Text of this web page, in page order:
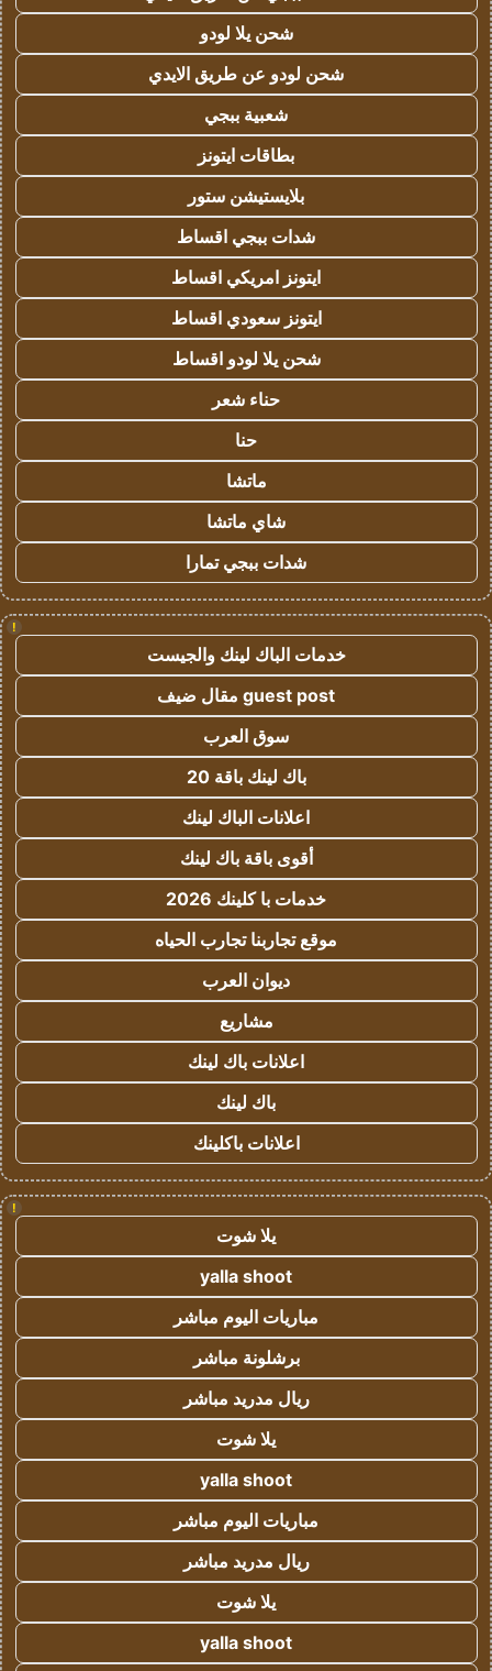
شحن يلا لودو
شحن لودو عن طريق الايدي
شعبية ببجي
بطاقات ايتونز
بلايستيشن ستور
شدات ببجي اقساط
ايتونز امريكي اقساط
ايتونز سعودي اقساط
شحن يلا لودو اقساط
حناء شعر
حنا
ماتشا
شاي ماتشا
شدات ببجي تمارا
!
خدمات الباك لينك والجيست
guest post مقال ضيف
سوق العرب
باك لينك باقة 20
اعلانات الباك لينك
أقوى باقة باك لينك
خدمات با كلينك 2026
موقع تجاربنا تجارب الحياه
ديوان العرب
مشاريع
اعلانات باك لينك
باك لينك
اعلانات باكلينك
!
يلا شوت
yalla shoot
مباريات اليوم مباشر
برشلونة مباشر
ريال مدريد مباشر
يلا شوت
yalla shoot
مباريات اليوم مباشر
ريال مدريد مباشر
يلا شوت
yalla shoot